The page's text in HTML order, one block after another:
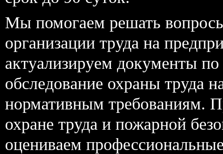
Мы помогаем решать
организации труда на
актуализируем документы
обследование охраны труда
нормативным требованиям.
охране труда и пожарной
оцениваем